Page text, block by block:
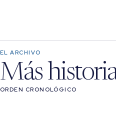
EL ARCHIVO
Más
ORDEN CRONOLÓGICO